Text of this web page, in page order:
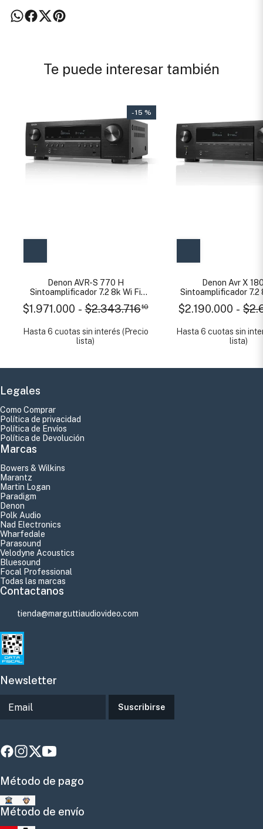
Te puede interesar también
- 15 %
Denon AVR-S 770 H
Sintoamplificador 7.2 8k Wi Fi
Bluetooth
$1.971.000 - $2.343.71610
Hasta 6 cuotas sin interés (Precio
lista)
Denon Avr X
Sintoamplificador 7.2
Heos Wifi Bt
$2.190.000 -
Hasta 6 cuotas sin
lista)
Legales
Como Comprar
Política de privacidad
Política de Envíos
Política de Devolución
Marcas
Bowers & Wilkins
Marantz
Martin Logan
Paradigm
Denon
Polk Audio
Nad Electronics
Wharfedale
Parasound
Velodyne Acoustics
Bluesound
Focal Professional
Todas las marcas
Contactanos
tienda@marguttiaudiovideo.com
Newsletter
Suscribirse
Método de pago
Método de envío